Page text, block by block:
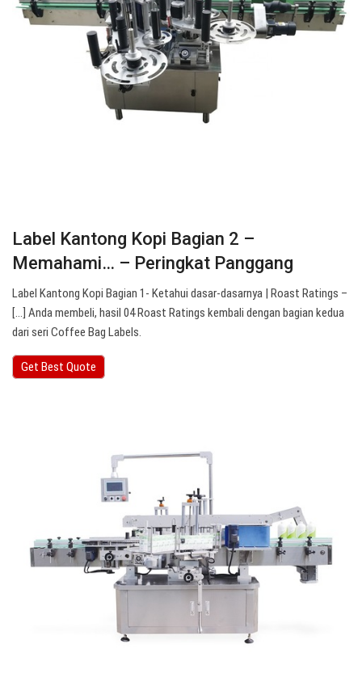
Label Kantong Kopi Bagian 2 –
Memahami… – Peringkat Panggang
Label Kantong Kopi Bagian 1- Ketahui dasar-dasarnya | Roast Ratings –
[…] Anda membeli, hasil 04 Roast Ratings kembali dengan bagian kedua
dari seri Coffee Bag Labels.
Get Best Quote